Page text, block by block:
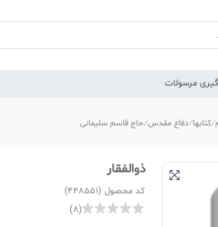
مرسولات
کتابها دفاع مقدس حاج قاسم سلیمانی
ذوالفقار
کد محصول (448551)
(8)